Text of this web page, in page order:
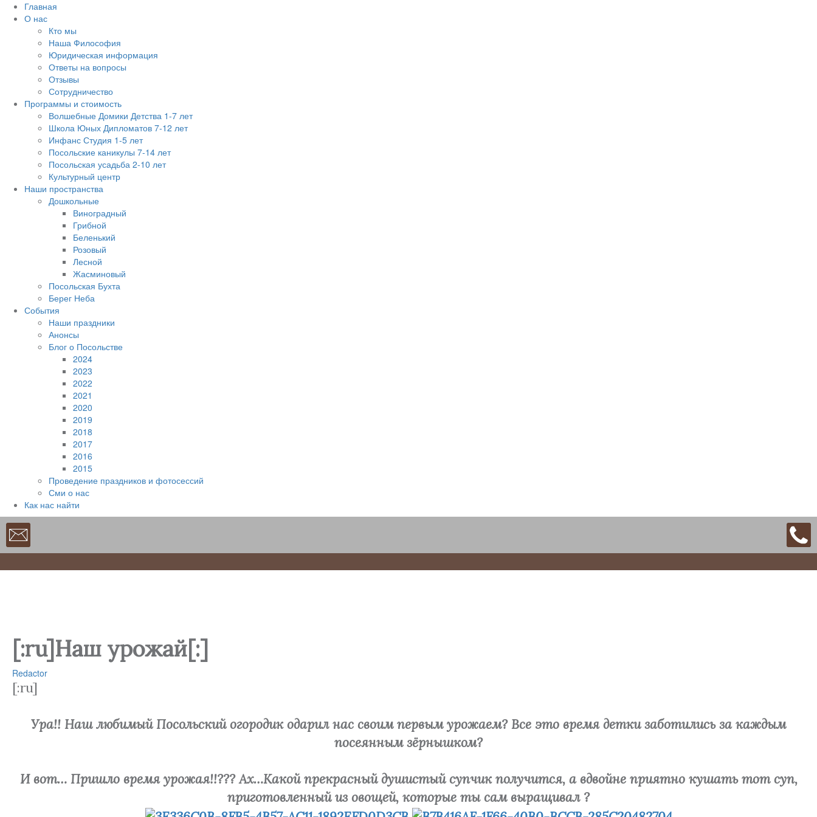
Главная
О нас
Кто мы
Наша Философия
Юридическая информация
Ответы на вопросы
Отзывы
Сотрудничество
Программы и стоимость
Волшебные Домики Детства 1-7 лет
Школа Юных Дипломатов 7-12 лет
Инфанс Студия 1-5 лет
Посольские каникулы 7-14 лет
Посольская усадьба 2-10 лет
Культурный центр
Наши пространства
Дошкольные
Виноградный
Грибной
Беленький
Розовый
Лесной
Жасминовый
Посольская Бухта
Берег Неба
События
Наши праздники
Анонсы
Блог о Посольстве
2024
2023
2022
2021
2020
2019
2018
2017
2016
2015
Проведение праздников и фотосессий
Сми о нас
Как нас найти
Наверх
[:ru]Наш урожай[:]
Redactor
[:ru]
Ура!! Наш любимый Посольский огородик одарил нас своим первым урожаем? Все это время детки заботились за каждым
посеянным зёрнышком?
И вот… Пришло время урожая!!??? Ах…Какой прекрасный душистый супчик получится, а вдвойне приятно кушать тот суп,
приготовленный из овощей, которые ты сам выращивал ?